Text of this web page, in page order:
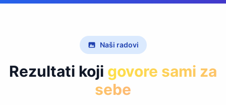
Naši radovi
Rezultati koji govore sami za
sebe